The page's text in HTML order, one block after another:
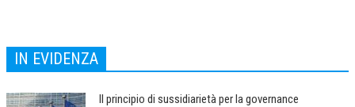
MANUALI E MONOGRAFIE
TESI DI LAUREA
IN EVIDENZA
Il principio di sussidiarietà per la governance